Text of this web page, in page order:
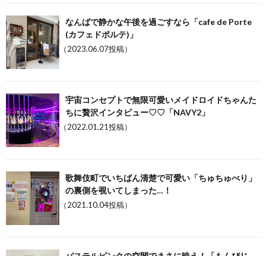
なんばで静かな午後を過ごすなら「cafe de Porte
(カフェドポルテ)」
（2023.06.07投稿）
宇宙コンセプトで無限可愛いメイドロイドちゃんた
ちに贅沢インタビュー♡♡「NAVY2」
（2022.01.21投稿）
歌舞伎町でいちばん清楚で可愛い「ちゅちゅべり」
の裏側を覗いてしまった…！
（2021.10.04投稿）